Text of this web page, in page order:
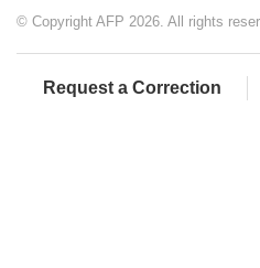
© Copyright AFP 2026. All rights
Request a Correction